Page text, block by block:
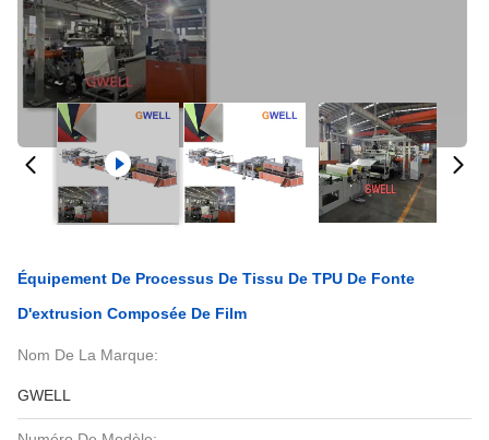
Équipement De Processus De Tissu De TPU De Fonte
D'extrusion Composée De Film
Nom De La Marque:
GWELL